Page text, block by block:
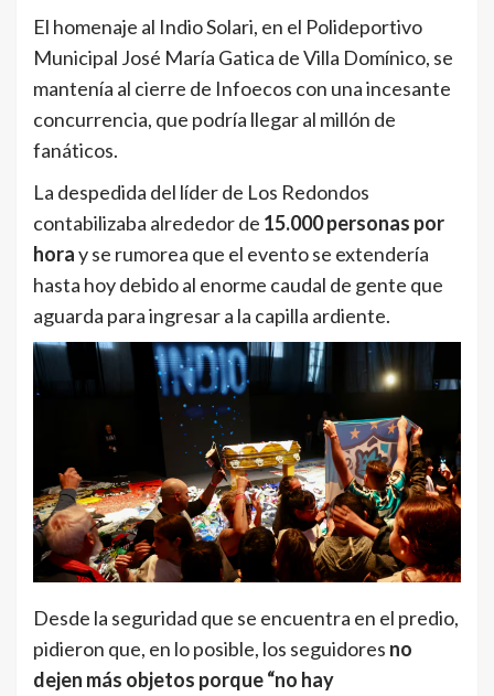
El homenaje al Indio Solari, en el Polideportivo
Municipal José María Gatica de Villa Domínico, se
mantenía al cierre de Infoecos con una incesante
concurrencia, que podría llegar al millón de
fanáticos.
La despedida del líder de Los Redondos
contabilizaba alrededor de 15.000 personas por
horay se rumorea que el evento se extendería
hasta hoy debido al enorme caudal de gente que
aguarda para ingresar a la capilla ardiente.
Desde la seguridad que se encuentra en el predio,
pidieron que, en lo posible, los seguidores no
dejen más objetos porque “no hay